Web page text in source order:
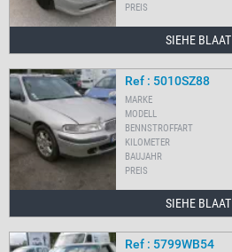
PREIS
SIEHE BLAAT
MARKE
Ref : 5010SZ88
MODELL
BENNSTROFFART
KILOMETER
BAUJAHR
PREIS
SIEHE BLAAT
Ref : 5799WB54